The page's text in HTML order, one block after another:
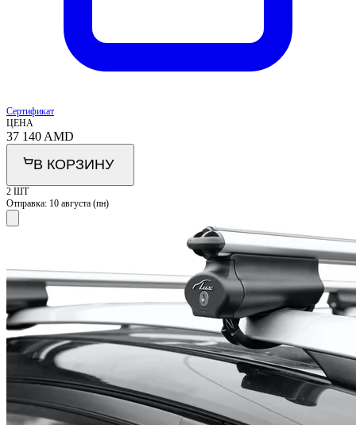
Сертификат
ЦЕНА
37 140 AMD
В КОРЗИНУ
2 ШТ
Отправка: 10 августа (пн)